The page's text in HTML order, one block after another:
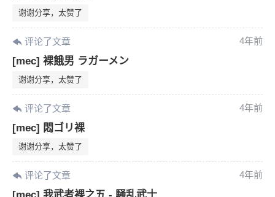
谢谢分享，太赞了
评论了文章 4年前
[mec] 裸餓男 ラガーメン
谢谢分享，太赞了
评论了文章 4年前
[mec] 悶ゴリ裸
谢谢分享，太赞了
评论了文章 4年前
[mec] 我武者裸之五 - 騒乱武士